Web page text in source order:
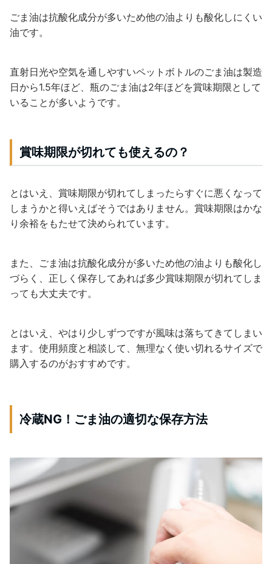
ごま油は抗酸化成分が多いため他の油よりも酸化しにくい
油です。
直射日光や空気を通しやすいペットボトルのごま油は製造
日から1.5年ほど、瓶のごま油は2年ほどを賞味期限として
いることが多いようです。
賞味期限が切れても使えるの？
とはいえ、賞味期限が切れてしまったらすぐに悪くなって
しまうかと得いえばそうではありません。賞味期限はかな
り余裕をもたせて決められています。
また、ごま油は抗酸化成分が多いため他の油よりも酸化し
づらく、正しく保存してあれば多少賞味期限が切れてしま
っても大丈夫です。
とはいえ、やはり少しずつですが風味は落ちてきてしまい
ます。使用頻度と相談して、無理なく使い切れるサイズで
購入するのがおすすめです。
冷蔵NG！ごま油の適切な保存方法